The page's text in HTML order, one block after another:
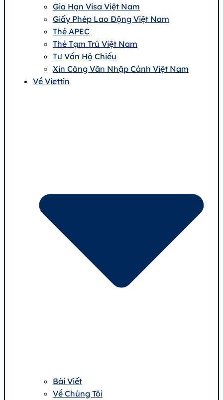
Gia Hạn Visa Việt Nam
Giấy Phép Lao Động Việt Nam
Thẻ APEC
Thẻ Tạm Trú Việt Nam
Tư Vấn Hộ Chiếu
Xin Công Văn Nhập Cảnh Việt Nam
Về Viettin
Bài Viết
Về Chúng Tôi